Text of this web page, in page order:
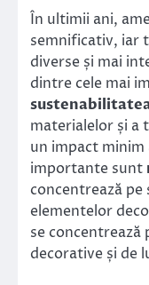
În ultimii ani,
semnificativ, iar
diverse și mai
dintre cele mai
materialelor și a
un impact
importante sunt
concentrează
elementelor
se concentrează
decorative și de